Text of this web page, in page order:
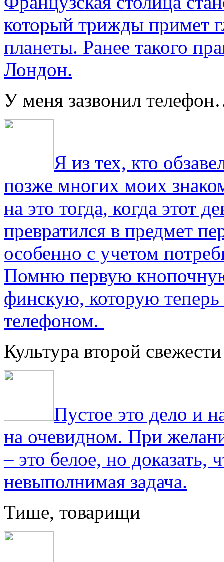
который трижды примет
планеты. Ранее такого
Лондон.
У меня зазвонил
Я из тех, кто
позже многих моих
на это тогда, когда этот
превратился в предмет
особенно с учетом
Помню первую
финскую, которую
телефоном.
Культура второй свежести
Пустое это дело и
на очевидном. При
– это белое, но доказать,
невыполнимая задача.
Тише, товарищи